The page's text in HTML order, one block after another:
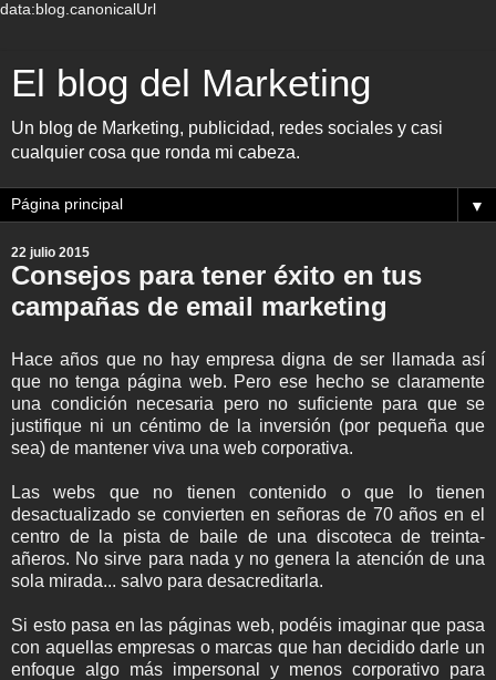
data:blog.canonicalUrl
El blog del Marketing
Un blog de Marketing, publicidad, redes sociales y casi
cualquier cosa que ronda mi cabeza.
▼
22 julio 2015
Consejos para tener éxito en tus
campañas de email marketing
Hace años que no hay empresa digna de ser llamada así
que no tenga página web. Pero ese hecho se claramente
una condición necesaria pero no suficiente para que se
justifique ni un céntimo de la inversión (por pequeña que
sea) de mantener viva una web corporativa.
Las webs que no tienen contenido o que lo tienen
desactualizado se convierten en señoras de 70 años en el
centro de la pista de baile de una discoteca de treinta-
añeros. No sirve para nada y no genera la atención de una
sola mirada... salvo para desacreditarla.
Si esto pasa en las páginas web, podéis imaginar que pasa
con aquellas empresas o marcas que han decidido darle un
enfoque algo más impersonal y menos corporativo para